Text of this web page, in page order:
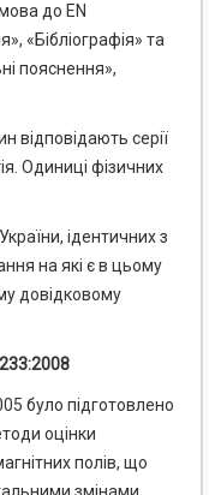
до EN
«Бібліографія» та
пояснення»,
відповідають серії
Одиниці фізичних
ідентичних з
на які є в цьому
довідковому
було підготовлено
оцінки
полів, що